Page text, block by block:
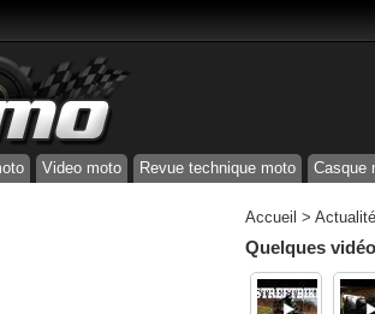
Video moto Revue technique moto Casque
Accueil >
Quelques